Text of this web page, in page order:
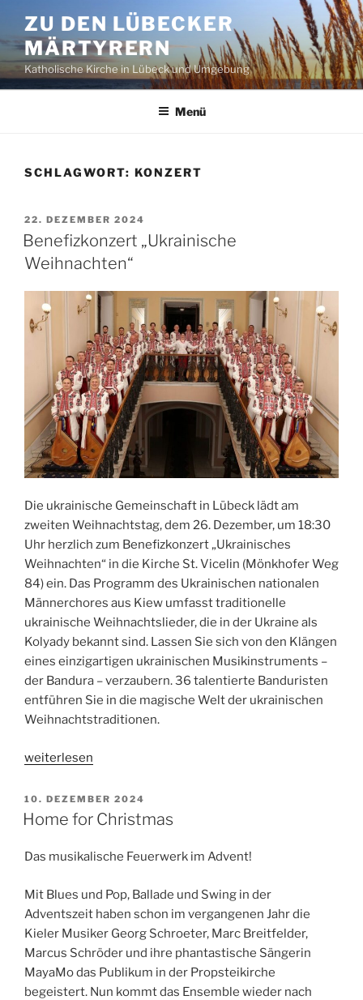
Inhalt
springen
ZU DEN LÜBECKER
MÄRTYRERN
Katholische Kirche in Lübeck und Umgebung
Menü
SCHLAGWORT: KONZERT
VERÖFFENTLICHT
AM
22. DEZEMBER 2024
Benefizkonzert „Ukrainische
Weihnachten“
Die ukrainische Gemeinschaft in Lübeck lädt am
zweiten Weihnachtstag, dem 26. Dezember, um 18:30
Uhr herzlich zum Benefizkonzert „Ukrainisches
Weihnachten“ in die Kirche St. Vicelin (Mönkhofer Weg
84) ein. Das Programm des Ukrainischen nationalen
Männerchores aus Kiew umfasst traditionelle
ukrainische Weihnachtslieder, die in der Ukraine als
Kolyady bekannt sind. Lassen Sie sich von den Klängen
eines einzigartigen ukrainischen Musikinstruments –
der Bandura – verzaubern. 36 talentierte Banduristen
entführen Sie in die magische Welt der ukrainischen
Weihnachtstraditionen.
„Benefizkonzert
Weihnachten““
weiterlesen
VERÖFFENTLICHT
AM
10. DEZEMBER 2024
Home for Christmas
Das musikalische Feuerwerk im Advent!
Mit Blues und Pop, Ballade und Swing in der
Adventszeit haben schon im vergangenen Jahr die
Kieler Musiker Georg Schroeter, Marc Breitfelder,
Marcus Schröder und ihre phantastische Sängerin
MayaMo das Publikum in der Propsteikirche
begeistert. Nun kommt das Ensemble wieder nach